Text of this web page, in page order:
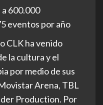
600.000
eventos por año
CLK ha venido
la cultura y el
por medio de sus
Arena, TBL
Production. Por